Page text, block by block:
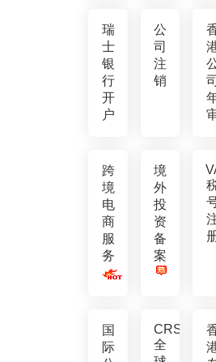
瑞
士
银
行
开
户
公
司
注
销
司
跨
境
电
商
服
务
境
外
投
资
备
案
国
际
CRS
全